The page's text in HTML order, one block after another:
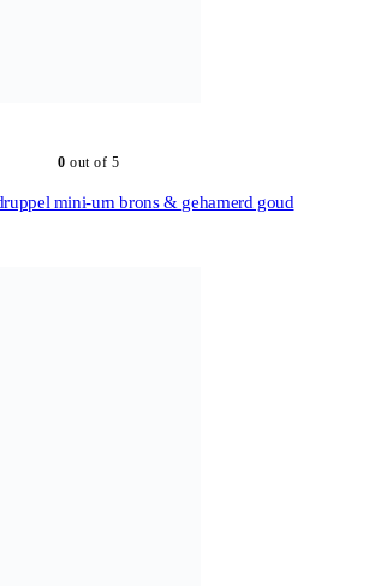
0 out of 5
mini-urn brons & gehamerd goud